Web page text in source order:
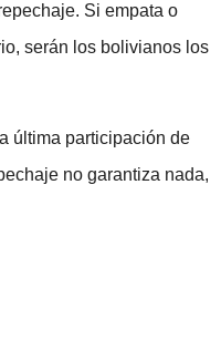
Si empata o
serán los bolivianos los
última participación de
no garantiza nada,